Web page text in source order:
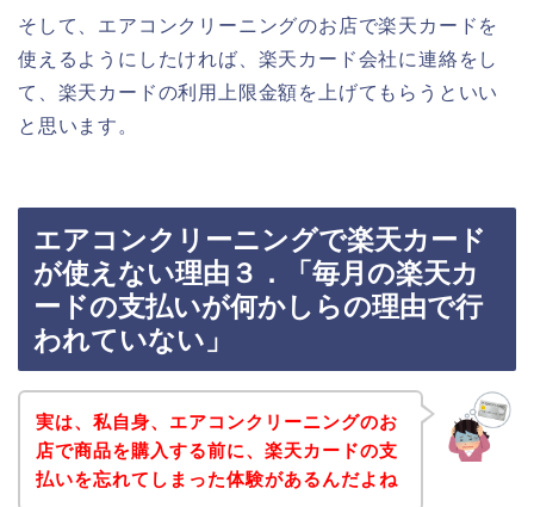
そして、エアコンクリーニングのお店で楽天カードを
使えるようにしたければ、楽天カード会社に連絡をし
て、楽天カードの利用上限金額を上げてもらうといい
と思います。
エアコンクリーニングで楽天カード
が使えない理由３．「毎月の楽天カ
ードの支払いが何かしらの理由で行
われていない」
実は、私自身、エアコンクリーニングのお
店で商品を購入する前に、楽天カードの支
払いを忘れてしまった体験があるんだよね